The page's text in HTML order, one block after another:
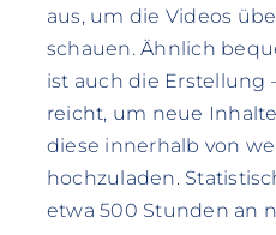
aus, um die Videos
schauen. Ähnlich
ist auch die Erstellung
reicht, um neue
diese innerhalb von
hochzuladen.
etwa 500 Stunden an